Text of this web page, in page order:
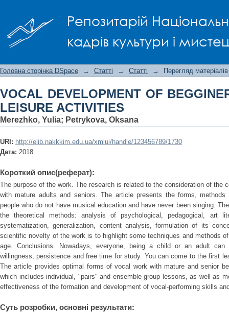
Репозитарій
кадрів культури і
Головна сторінка DSpace → Статті → Статті → Перегляд матеріалів
VOCAL DEVELOPMENT OF
LEISURE ACTIVITIES
Merezhko, Yulia; Petrykova, Oksana
URI: http://elib.nakkkim.edu.ua/xmlui/handle/123456789/1730
Дата: 2018
Короткий опис(реферат):
The purpose of the work. The research is related to the consideration of the
with mature adults and seniors. The article presents the forms,
people who do not have musical education and have never been singing.
the theoretical methods: analysis of psychological, pedagogical, art
systematization, generalization, content analysis, formulation of its
scientific novelty of the work is to highlight some techniques and methods
age. Conclusions. Nowadays, everyone, being a child or an adult
willingness, persistence and free time for study. You can come to the first
The article provides optimal forms of vocal work with mature and senior
which includes individual, "pairs" and ensemble group lessons, as well as
effectiveness of the formation and development of vocal-performing skills
Суть розробки, основні результати: